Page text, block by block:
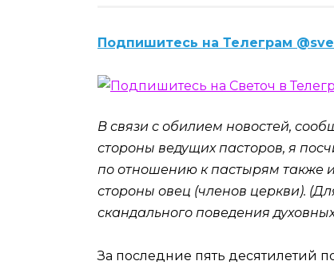
Подпишитесь на Телеграм
В связи с обилием новостей,
стороны ведущих пасторов, я
по отношению к пастырям также
стороны овец (членов церкви).
скандального поведения
За последние пять десятилетий